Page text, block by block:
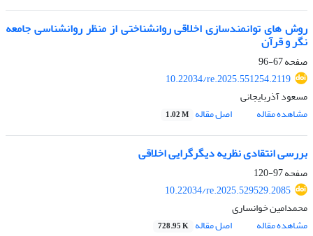
روش های توانمندسازی اخلاقی روانشناختی از منظر روانشناسی جامعه
نگر و قرآن
صفحه67-96
10.22034/re.2025.551254.2119
مسعود آذربایجانی
مشاهده مقاله
اصل مقاله 1.02 M
بررسی انتقادی نظریه دیگرگرایی اخلاقی
صفحه97-120
10.22034/re.2025.529529.2085
محمدامین خوانساری
مشاهده مقاله
اصل مقاله 728.95 K